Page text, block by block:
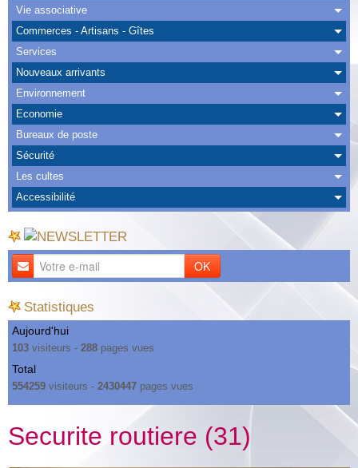
Albums
Nous Contacter
Vie associative
Commerces - Artisans - Gîtes
Services
Nouveaux arrivants
Environnement
Economie
Bureaux de poste
Sécurité
Les cultes
Accessibilité
OK
Statistiques
Aujourd'hui
103 visiteurs - 288 pages vues
Total
554259 visiteurs - 2430447 pages vues
Securite routiere (31)